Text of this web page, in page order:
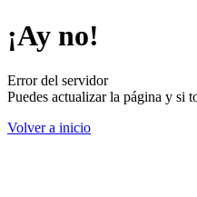
¡Ay no!
Error del servidor
Puedes actualizar la página y si
Volver a inicio